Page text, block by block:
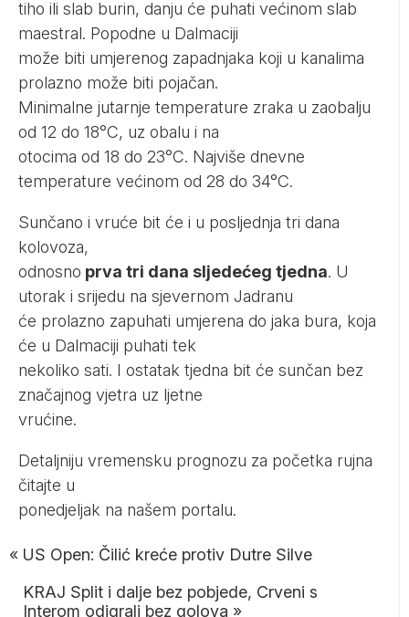
tiho ili slab burin, danju će puhati većinom slab
maestral. Popodne u Dalmaciji
može biti umjerenog zapadnjaka koji u kanalima
prolazno može biti pojačan.
Minimalne jutarnje temperature zraka u zaobalju
od 12 do 18°C, uz obalu i na
otocima od 18 do 23°C. Najviše dnevne
temperature većinom od 28 do 34°C.
Sunčano i vruće bit će i u posljednja tri dana
kolovoza,
odnosno prva tri dana sljedećeg tjedna. U
utorak i srijedu na sjevernom Jadranu
će prolazno zapuhati umjerena do jaka bura, koja
će u Dalmaciji puhati tek
nekoliko sati. I ostatak tjedna bit će sunčan bez
značajnog vjetra uz ljetne
vrućine.
Detaljniju vremensku prognozu za početka rujna
čitajte u
ponedjeljak na našem portalu.
« US Open: Čilić kreće protiv Dutre Silve
KRAJ Split i dalje bez pobjede, Crveni s
Interom odigrali bez golova »